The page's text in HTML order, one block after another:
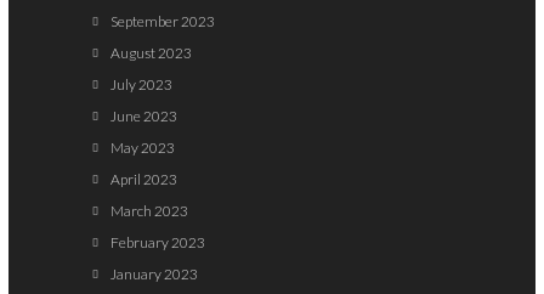
September 2023
August 2023
July 2023
June 2023
May 2023
April 2023
March 2023
February 2023
January 2023